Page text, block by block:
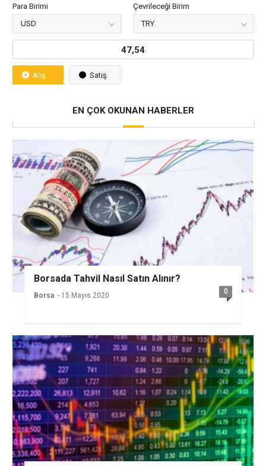
Para Birimi Çevrileceği Birim
47,54
Alış Satış
EN ÇOK OKUNAN HABERLER
Borsada Tahvil Nasıl Satın Alınır?
Borsa - 15 Mayıs 2020 0